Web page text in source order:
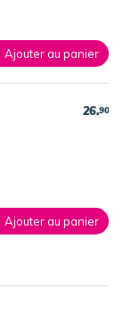
Ajouter au panier
26.90
Ajouter au panier